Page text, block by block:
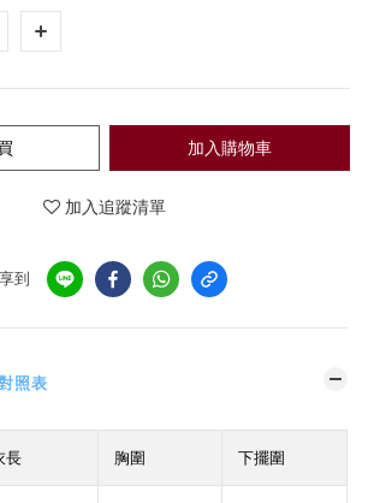
加入購物車
加入追蹤清單
到
照表
長 胸圍 下擺圍